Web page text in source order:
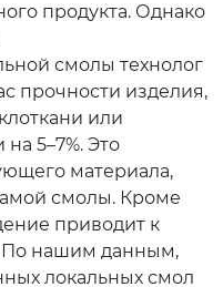
продукта. Однако
смолы технолог
прочности изделия,
или
5–7%. Это
материала,
смолы. Кроме
приводит к
нашим данным,
локальных смол